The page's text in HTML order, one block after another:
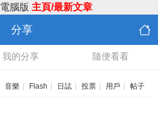
電腦版 主頁/最新文章
分享
我的分享 隨便看看
音樂 Flash 日誌 投票 用戶 帖子